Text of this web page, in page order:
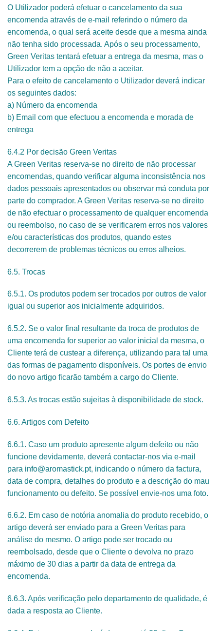
O Utilizador poderá efetuar o cancelamento da sua
encomenda através de e-mail referindo o número da
encomenda, o qual será aceite desde que a mesma ainda
não tenha sido processada. Após o seu processamento,
Green Veritas tentará efetuar a entrega da mesma, mas o
Utilizador tem a opção de não a aceitar.
Para o efeito de cancelamento o Utilizador deverá indicar
os seguintes dados:
a) Número da encomenda
b) Email com que efectuou a encomenda e morada de
entrega
6.4.2 Por decisão Green Veritas
A Green Veritas reserva-se no direito de não processar
encomendas, quando verificar alguma inconsistência nos
dados pessoais apresentados ou observar má conduta por
parte do comprador. A Green Veritas reserva-se no direito
de não efectuar o processamento de qualquer encomenda
ou reembolso, no caso de se verificarem erros nos valores
e/ou características dos produtos, quando estes
decorrerem de problemas técnicos ou erros alheios.
6.5. Trocas
6.5.1. Os produtos podem ser trocados por outros de valor
igual ou superior aos inicialmente adquiridos.
6.5.2. Se o valor final resultante da troca de produtos de
uma encomenda for superior ao valor inicial da mesma, o
Cliente terá de custear a diferença, utilizando para tal uma
das formas de pagamento disponíveis. Os portes de envio
do novo artigo ficarão também a cargo do Cliente.
6.5.3. As trocas estão sujeitas à disponibilidade de stock.
6.6. Artigos com Defeito
6.6.1. Caso um produto apresente algum defeito ou não
funcione devidamente, deverá contactar-nos via e-mail
para info@aromastick.pt, indicando o número da factura,
data de compra, detalhes do produto e a descrição do mau
funcionamento ou defeito. Se possível envie-nos uma foto.
6.6.2. Em caso de notória anomalia do produto recebido, o
artigo deverá ser enviado para a Green Veritas para
análise do mesmo. O artigo pode ser trocado ou
reembolsado, desde que o Cliente o devolva no prazo
máximo de 30 dias a partir da data de entrega da
encomenda.
6.6.3. Após verificação pelo departamento de qualidade, é
dada a resposta ao Cliente.